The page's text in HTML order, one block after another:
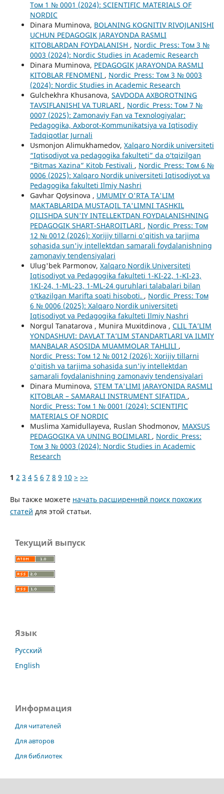
Том 1 № 0001 (2024): SCIENTIFIC MATERIALS OF
NORDIC
Dinara Muminova, BOLANING KOGNITIV RIVOJLANISHI
UCHUN PEDAGOGIK JARAYONDA RASMLI
KITOBLARDAN FOYDALANISH , Nordic_Press: Том 3 №
0003 (2024): Nordic Studies in Academic Research
Dinara Muminova, PEDAGOGIK JARAYONDA RASMLI
KITOBLAR FENOMENI , Nordic_Press: Том 3 № 0003
(2024): Nordic Studies in Academic Research
Gulchekhra Khusanova, SAVDODA AXBOROTNING
TAVSIFLANISHI VA TURLARI , Nordic_Press: Том 7 №
0007 (2025): Zamonaviy Fan va Texnologiyalar:
Pedagogika, Axborot-Kommunikatsiya va Iqtisodiy
Tadqiqotlar Jurnali
Usmonjon Alimukhamedov, Xalqaro Nordik universiteti
“Iqtisodiyot va pedagogika fakulteti” da o‘tqizilgan
“Bitmas Xazina” Kitob Festivali , Nordic_Press: Том 6 №
0006 (2025): Xalqaro Nordik universiteti Iqtisodiyot va
Pedagogika fakulteti Ilmiy Nashri
Gavhar Qoʻysinova , UMUMIY O'RTA TA'LIM
MAKTABLARIDA MUSTAQIL TA'LIMNI TASHKIL
QILISHDA SUN'IY INTELLEKTDAN FOYDALANISHNING
PEDAGOGIK SHART-SHAROITLARI , Nordic_Press: Том
12 № 0012 (2026): Xorijiy tillarni o'qitish va tarjima
sohasida sun'iy intellektdan samarali foydalanishning
zamonaviy tendensiyalari
Ulug'bek Parmonov, Xalqaro Nordik Universiteti
Iqtisodiyot va Pedagogika fakulteti 1-KI-22, 1-KI-23,
1KI-24, 1-ML-23, 1-ML-24 guruhlari talabalari bilan
o‘tkazilgan Marifta soati hisoboti. , Nordic_Press: Том
6 № 0006 (2025): Xalqaro Nordik universiteti
Iqtisodiyot va Pedagogika fakulteti Ilmiy Nashri
Norgul Tanatarova , Munira Muxitdinova , CLIL TA’LIM
YONDASHUVI: DAVLAT TA’LIM STANDARTLARI VA ILMIY
MANBALAR ASOSIDA MUAMMOLAR TAHLILI ,
Nordic_Press: Том 12 № 0012 (2026): Xorijiy tillarni
o'qitish va tarjima sohasida sun'iy intellektdan
samarali foydalanishning zamonaviy tendensiyalari
Dinara Muminova, STEM TA'LIMI JARAYONIDA RASMLI
KITOBLAR – SAMARALI INSTRUMENT SIFATIDA ,
Nordic_Press: Том 1 № 0001 (2024): SCIENTIFIC
MATERIALS OF NORDIC
Muslima Xamidullayeva, Ruslan Shodmonov, MAXSUS
PEDAGOGIKA VA UNING BO`LIMLARI , Nordic_Press:
Том 3 № 0003 (2024): Nordic Studies in Academic
Research
1 2 3 4 5 6 7 8 9 10 > >>
Вы также можете начать расширеннвй поиск похожих
статей для этой статьи.
Текущий выпуск
Язык
Русский
English
Информация
Для читателей
Для авторов
Для библиотек